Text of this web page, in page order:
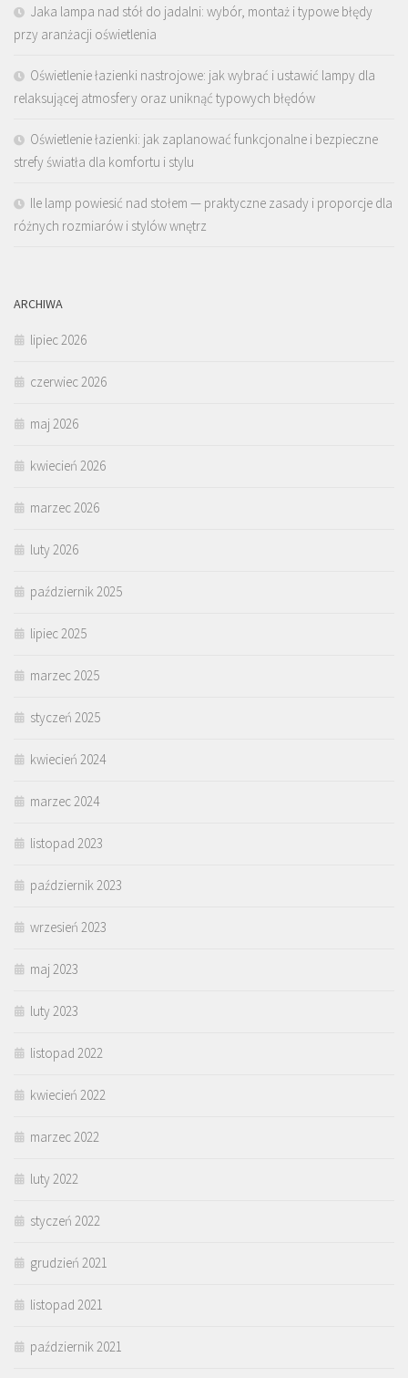
Jaka lampa nad stół do jadalni: wybór, montaż i typowe błędy
przy aranżacji oświetlenia
Oświetlenie łazienki nastrojowe: jak wybrać i ustawić lampy dla
relaksującej atmosfery oraz uniknąć typowych błędów
Oświetlenie łazienki: jak zaplanować funkcjonalne i bezpieczne
strefy światła dla komfortu i stylu
Ile lamp powiesić nad stołem — praktyczne zasady i proporcje dla
różnych rozmiarów i stylów wnętrz
ARCHIWA
lipiec 2026
czerwiec 2026
maj 2026
kwiecień 2026
marzec 2026
luty 2026
październik 2025
lipiec 2025
marzec 2025
styczeń 2025
kwiecień 2024
marzec 2024
listopad 2023
październik 2023
wrzesień 2023
maj 2023
luty 2023
listopad 2022
kwiecień 2022
marzec 2022
luty 2022
styczeń 2022
grudzień 2021
listopad 2021
październik 2021